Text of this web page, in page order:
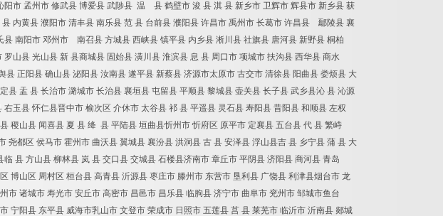
市 孟州市 修武县 博爱县 武陟县 温 县 鹤壁市 浚 县 淇 县 新乡市 卫辉市 辉县市 新乡县 获
内黄县 濮阳市 清丰县 南乐县 范 县 台前县 濮阳县 许昌市 禹州市 长葛市 许昌县 鄢陵县 襄
南阳市 邓州市 南召县 方城县 西峡县 镇平县 内乡县 淅川县 社旗县 唐河县 新野县 桐柏
山县 光山县 新 县商城县 固始县 潢川县 淮滨县 息 县 周口市 项城市 扶沟县 西华县 商水
正阳县 确山县 泌阳县 汝南县 遂平县 新蔡县 济源市太原市 古交市 清徐县 阳曲县 娄烦县 大
县 盂 县 长治市 潞城市 长治县 襄垣县 屯留县 平顺县 黎城县 壶关县 长子县 武乡县沁 县 沁源
玉县 怀仁县晋中市 榆次区 介休市 太谷县 祁 县 平遥县 灵石县 寿阳县 昔阳县 和顺县 左权
稷山县 闻喜县 夏 县 绛 县 平陆县 垣曲县忻州市 忻府区 原平市 定襄县 五台县 代 县 繁峙
尧都区 侯马市 霍州市 曲沃县 翼城县 襄汾县 洪洞县 古 县 安泽县 浮山县吉 县 乡宁县 蒲 县 大
县 方山县 柳林县 岚 县 交口县 交城县 石楼县济南市 章丘市 平阴县 济阳县 商河县 青岛
博山区 周村区 桓台县 高青县 沂源县 枣庄市 滕州市 东营市 垦利县 广饶县 利津县烟台市 龙
市 诸城市 寿光市 安丘市 高密市 昌邑市 昌乐县 临朐县 济宁市 曲阜市 兖州市 邹城市鱼台
宁阳县 东平县 威海市乳山市 文登市 荣成市 日照市 五莲县 莒 县 莱芜市 临沂市 沂南县 郯城